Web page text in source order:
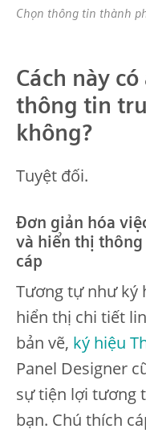
Chọn thông tin thành
Cách này
thông tin
không?
Tuyệt đối.
Đơn giản hóa
và hiển thị
cáp
Tương tự như ký
hiển thị chi tiết
bản vẽ, ký hiệu
Panel Designer
sự tiện lợi tương
bạn. Chú thích